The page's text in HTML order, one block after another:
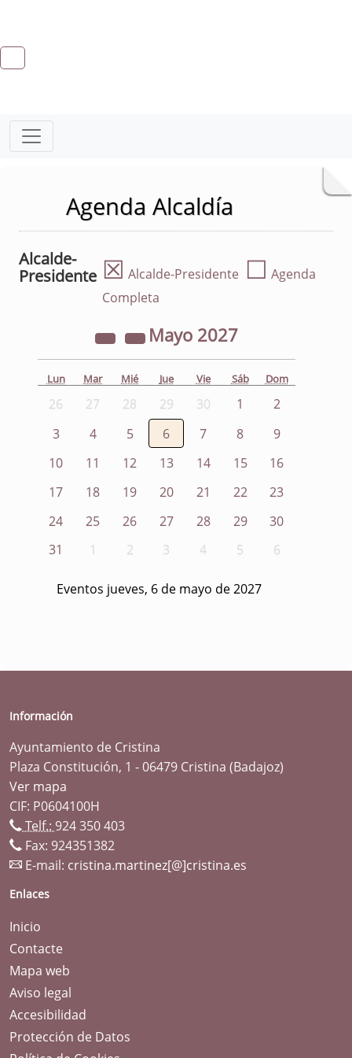
Agenda Alcaldía
Alcalde-
Presidente ☒ Alcalde-Presidente ☐ Agenda
Completa
Mayo 2027
Lun Mar Mié Jue Vie Sáb Dom
26 27 28 29 30 1
2
3
4 5 6 7 8
9
10
11 12 13 14 15
16
17
18 19 20 21 22
23
24
25 26 27 28 29
30
31
1 2 3 4 5 6
Eventos jueves, 6 de mayo de 2027
Información
Ayuntamiento de Cristina
Plaza Constitución, 1 - 06479 Cristina (Badajoz)
Ver mapa
CIF: P0604100H
Telf.: 924 350 403
Fax: 924351382
E-mail: cristina.martinez[@]cristina.es
Enlaces
Inicio
Contacte
Mapa web
Aviso legal
Accesibilidad
Protección de Datos